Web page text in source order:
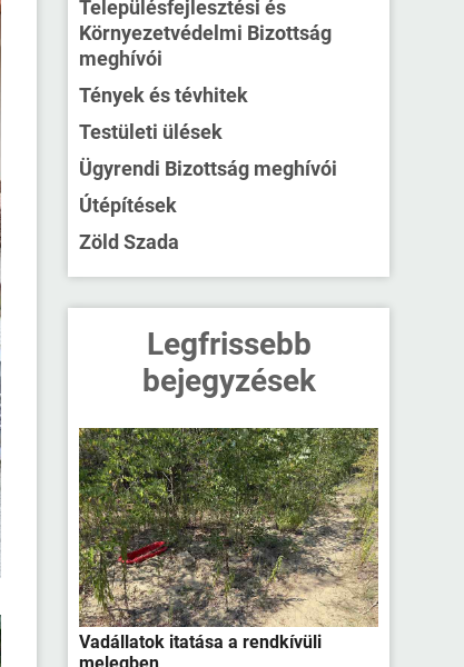
Településfejlesztési és
Környezetvédelmi Bizottság
meghívói
Tények és tévhitek
Testületi ülések
Ügyrendi Bizottság meghívói
Útépítések
Zöld Szada
Legfrissebb
bejegyzések
Vadállatok itatása a rendkívüli